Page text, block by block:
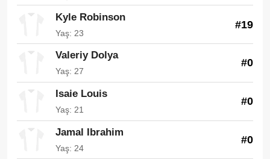
Kyle Robinson
Yaş: 23
#19
Valeriy Dolya
Yaş: 27
#0
Isaie Louis
Yaş: 21
#0
Jamal Ibrahim
Yaş: 24
#0